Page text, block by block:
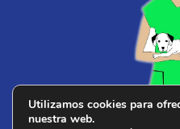
Utilizamos cookies para
nuestra web.